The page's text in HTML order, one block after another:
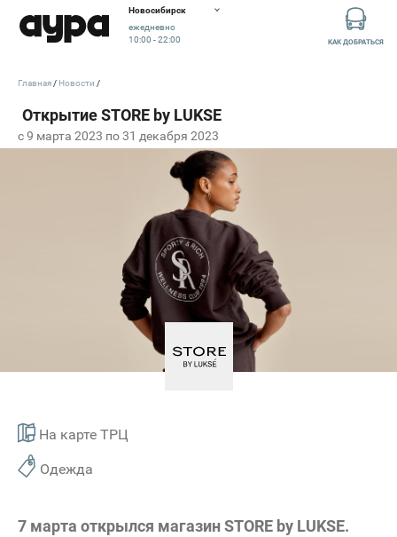
Новосибирск
ежедневно
10:00 - 22:00
КАК ДОБРАТЬСЯ
c 9 марта 2023 по 31 декабря 2023
На карте ТРЦ
Одежда
Главная Новости
7 марта открылся магазин STORE by LUKSE.